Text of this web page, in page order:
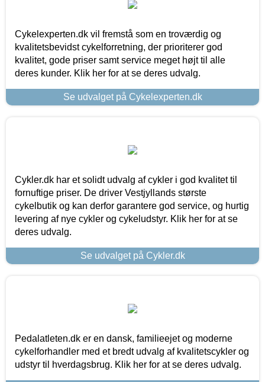
Cykelexperten.dk vil fremstå som en troværdig og
kvalitetsbevidst cykelforretning, der prioriterer god
kvalitet, gode priser samt service meget højt til alle
deres kunder. Klik her for at se deres udvalg.
Se udvalget på Cykelexperten.dk
Cykler.dk har et solidt udvalg af cykler i god kvalitet til
fornuftige priser. De driver Vestjyllands største
cykelbutik og kan derfor garantere god service, og hurtig
levering af nye cykler og cykeludstyr. Klik her for at se
deres udvalg.
Se udvalget på Cykler.dk
Pedalatleten.dk er en dansk, familieejet og moderne
cykelforhandler med et bredt udvalg af kvalitetscykler og
udstyr til hverdagsbrug. Klik her for at se deres udvalg.